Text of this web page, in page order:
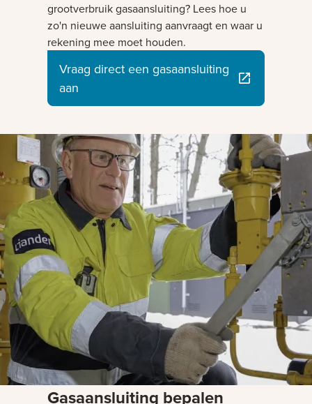
grootverbruik gasaansluiting? Lees hoe u
zo'n nieuwe aansluiting aanvraagt en waar u
rekening mee moet houden.
Vraag direct een gasaansluiting
aan
Gasaansluiting bepalen